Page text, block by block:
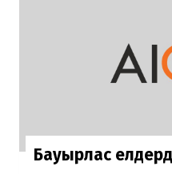
Бауырлас